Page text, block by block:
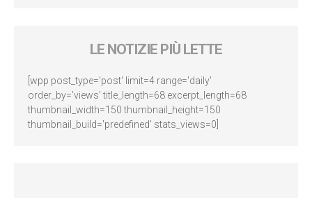
LE NOTIZIE PIÙ LETTE
[wpp post_type='post' limit=4 range='daily'
order_by='views' title_length=68 excerpt_length=68
thumbnail_width=150 thumbnail_height=150
thumbnail_build='predefined' stats_views=0]